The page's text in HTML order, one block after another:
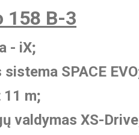
158 B-3
- iX;
SPACE
m;
valdymas XS-